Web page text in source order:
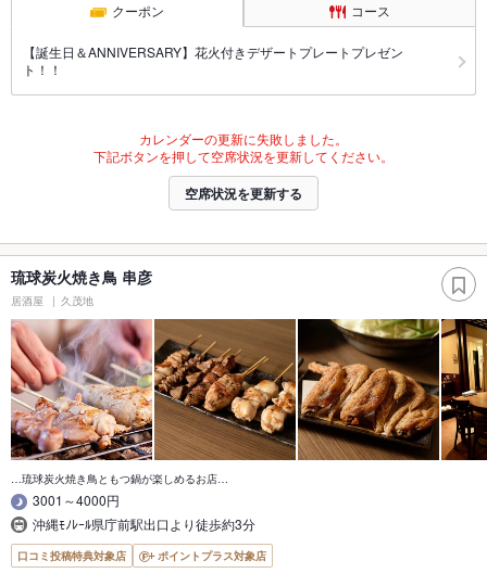
クーポン コース
【誕生日＆ANNIVERSARY】花火付きデザートプレートプレゼン
ト！！
カレンダーの更新に失敗しました。
下記ボタンを押して空席状況を更新してください。
空席状況を更新する
琉球炭火焼き鳥 串彦
居酒屋 久茂地
…琉球炭火焼き鳥ともつ鍋が楽しめるお店…
3001～4000円
沖縄ﾓﾉﾚｰﾙ県庁前駅出口より徒歩約3分
口コミ投稿特典対象店 ポイントプラス対象店